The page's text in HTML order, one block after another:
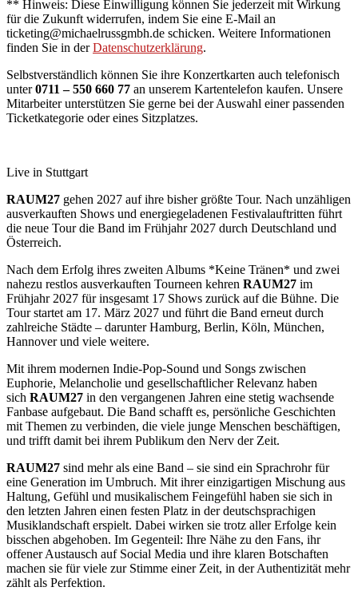
** Hinweis: Diese Einwilligung können Sie jederzeit mit Wirkung
für die Zukunft widerrufen, indem Sie eine E-Mail an
ticketing@michaelrussgmbh.de schicken. Weitere Informationen
finden Sie in derDatenschutzerklärung.
Selbstverständlich können Sie ihre Konzertkarten auch telefonisch
unter0711 – 550 660 77 an unserem Kartentelefon kaufen. Unsere
Mitarbeiter unterstützen Sie gerne bei der Auswahl einer passenden
Ticketkategorie oder eines Sitzplatzes.
Live in Stuttgart
RAUM27 gehen 2027 auf ihre bisher größte Tour. Nach unzähligen
ausverkauften Shows und energiegeladenen Festivalauftritten führt
die neue Tour die Band im Frühjahr 2027 durch Deutschland und
Österreich.
Nach dem Erfolg ihres zweiten Albums *Keine Tränen* und zwei
nahezu restlos ausverkauften Tourneen kehren RAUM27 im
Frühjahr 2027 für insgesamt 17 Shows zurück auf die Bühne. Die
Tour startet am 17. März 2027 und führt die Band erneut durch
zahlreiche Städte – darunter Hamburg, Berlin, Köln, München,
Hannover und viele weitere.
Mit ihrem modernen Indie-Pop-Sound und Songs zwischen
Euphorie, Melancholie und gesellschaftlicher Relevanz haben
sich RAUM27 in den vergangenen Jahren eine stetig wachsende
Fanbase aufgebaut. Die Band schafft es, persönliche Geschichten
mit Themen zu verbinden, die viele junge Menschen beschäftigen,
und trifft damit bei ihrem Publikum den Nerv der Zeit.
RAUM27 sind mehr als eine Band – sie sind ein Sprachrohr für
eine Generation im Umbruch. Mit ihrer einzigartigen Mischung aus
Haltung, Gefühl und musikalischem Feingefühl haben sie sich in
den letzten Jahren einen festen Platz in der deutschsprachigen
Musiklandschaft erspielt. Dabei wirken sie trotz aller Erfolge kein
bisschen abgehoben. Im Gegenteil: Ihre Nähe zu den Fans, ihr
offener Austausch auf Social Media und ihre klaren Botschaften
machen sie für viele zur Stimme einer Zeit, in der Authentizität mehr
zählt als Perfektion.